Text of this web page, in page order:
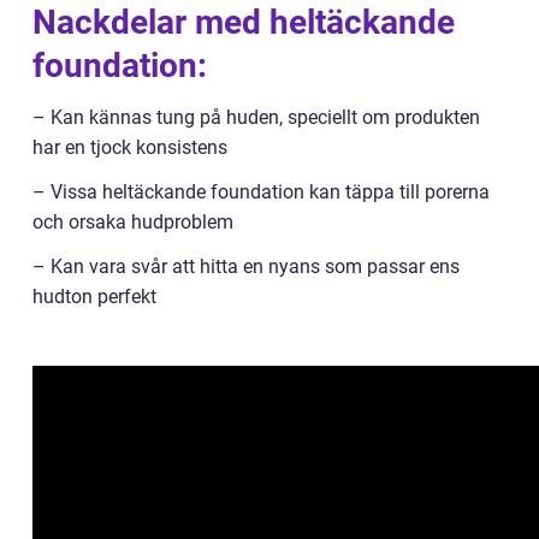
Nackdelar med heltäckande
foundation:
– Kan kännas tung på huden, speciellt om produkten
har en tjock konsistens
– Vissa heltäckande foundation kan täppa till porerna
och orsaka hudproblem
– Kan vara svår att hitta en nyans som passar ens
hudton perfekt